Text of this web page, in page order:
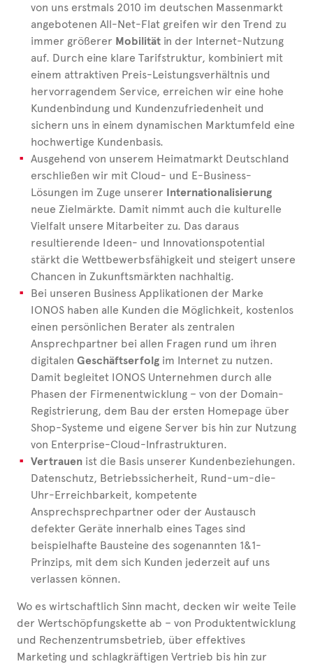
von uns erstmals 2010 im deutschen Massenmarkt
angebotenen All-Net-Flat greifen wir den Trend zu
immer größerer Mobilität in der Internet-Nutzung
auf. Durch eine klare Tarifstruktur, kombiniert mit
einem attraktiven Preis-Leistungsverhältnis und
hervorragendem Service, erreichen wir eine hohe
Kundenbindung und Kundenzufriedenheit und
sichern uns in einem dynamischen Marktumfeld eine
hochwertige Kundenbasis.
Ausgehend von unserem Heimatmarkt Deutschland
erschließen wir mit Cloud- und E-Business-
Lösungen im Zuge unserer Internationalisierung
neue Zielmärkte. Damit nimmt auch die kulturelle
Vielfalt unsere Mitarbeiter zu. Das daraus
resultierende Ideen- und Innovationspotential
stärkt die Wettbewerbsfähigkeit und steigert unsere
Chancen in Zukunftsmärkten nachhaltig.
Bei unseren Business Applikationen der Marke
IONOS haben alle Kunden die Möglichkeit, kostenlos
einen persönlichen Berater als zentralen
Ansprechpartner bei allen Fragen rund um ihren
digitalen Geschäftserfolg im Internet zu nutzen.
Damit begleitet IONOS Unternehmen durch alle
Phasen der Firmenentwicklung – von der Domain-
Registrierung, dem Bau der ersten Homepage über
Shop-Systeme und eigene Server bis hin zur Nutzung
von Enterprise-Cloud-Infrastrukturen.
Vertrauen ist die Basis unserer Kundenbeziehungen.
Datenschutz, Betriebssicherheit, Rund-um-die-
Uhr-Erreichbarkeit, kompetente
Ansprechsprechpartner oder der Austausch
defekter Geräte innerhalb eines Tages sind
beispielhafte Bausteine des sogenannten 1&1-
Prinzips, mit dem sich Kunden jederzeit auf uns
verlassen können.
Wo es wirtschaftlich Sinn macht, decken wir weite Teile
der Wertschöpfungskette ab – von Produktentwicklung
und Rechenzentrumsbetrieb, über effektives
Marketing und schlagkräftigen Vertrieb bis hin zur